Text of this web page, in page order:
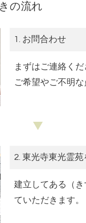
の流れ
1. お問合わせ
まずはご連絡くだ
ご希望やご不明な
2. 東光寺東光霊
建立してある（
ていただきます。